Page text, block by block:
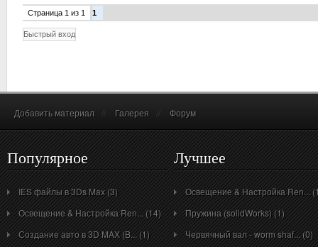
Страница 1 из 1 1
Добавить материал Галерея Форум
Популярное
IES файлы в 3Ds Max (3)
Освещение & Настройка Ren... (14)
Создание авто в 3D MAX (B... (1)
Лучшее
Освещение & Настройка Ren...
Пружина (solidWorks) (1)
Червячный вал - worm shaf... (0)